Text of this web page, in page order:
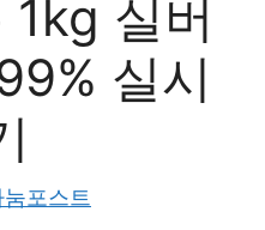
1kg 실버
실시
눔포스트